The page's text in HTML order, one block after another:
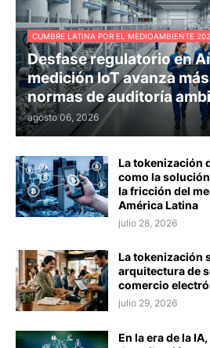
CUMBRE LATINA POR EL MEDIOAMBIENTE
Desfase regulatorio en
medición IoT avanza
normas de auditoría
agosto 06, 2026
La tokenización
como la
la fricción del
América Latina
julio 28, 2026
La tokenización
arquitectura de
comercio
julio 29, 2026
En la era de la